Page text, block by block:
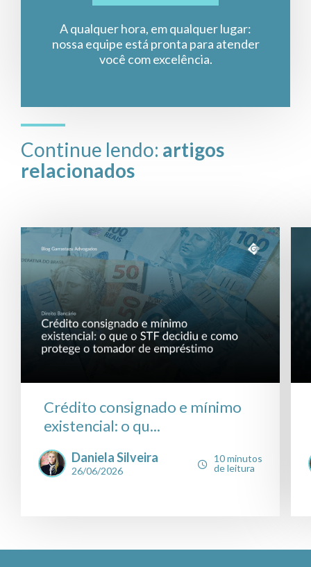
A qualquer hora, em qualquer lugar:
nossa equipe está pronta para atender
você com excelência.
Continue lendo: artigos
relacionados
Crédito consignado e mínimo
existencial: o qu...
Daniela Silveira
26/06/2026
10 minutos
de leitura